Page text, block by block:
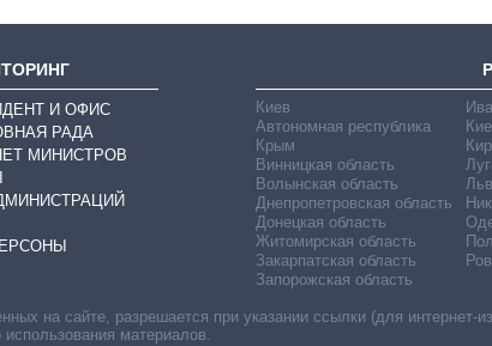
И ОФИС
РАДА
МИНИСТРОВ
Киев
Автономная республика
Крым
Винницкая область
Волынская область
Днепропетровская область
Донецкая область
Житомирская область
Закарпатская область
Запорожская область
на сайте, разрешается при указании ссылки (для
использования материалов.